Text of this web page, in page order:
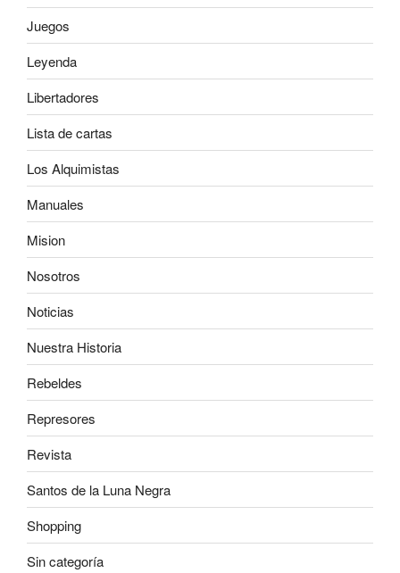
Juegos
Leyenda
Libertadores
Lista de cartas
Los Alquimistas
Manuales
Mision
Nosotros
Noticias
Nuestra Historia
Rebeldes
Represores
Revista
Santos de la Luna Negra
Shopping
Sin categoría